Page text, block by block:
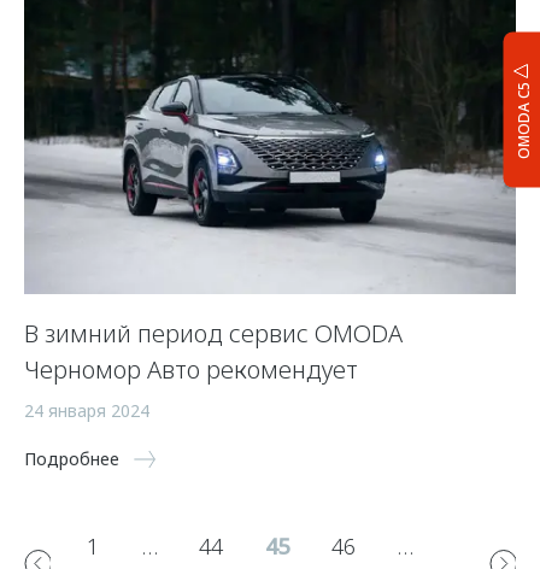
OMODA C5
В зимний период сервис OMODA
Черномор Авто рекомендует
24 января 2024
Подробнее
1 … 44 45 46
…